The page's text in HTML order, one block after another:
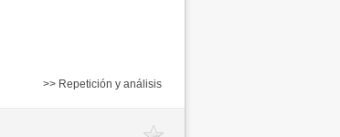
>> Repetición y análisis